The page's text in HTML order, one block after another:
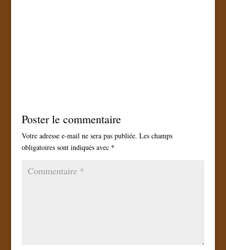
Poster le commentaire
Votre adresse e-mail ne sera pas publiée. Les champs
obligatoires sont indiqués avec *